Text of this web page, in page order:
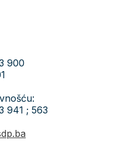
900
941 ; 563